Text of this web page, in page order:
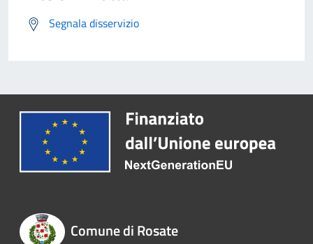
Segnala disservizio
Comune di Rosate